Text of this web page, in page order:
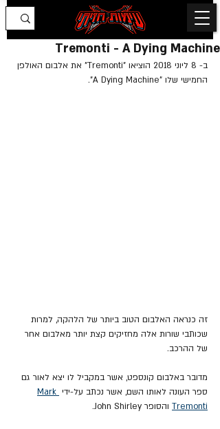
Tremonti - A Dying Machine
ב- 8 ליוני 2018 הוציאו "Tremonti" את אלבום האולפן
החמישי שלו "A Dying Machine".
זה כנראה האלבום הטוב ביותר של הלהקה, למרות
שכותבי שורות אלה מחזיקים קצת יותר מאלבום אחר
של ההרכב.
מדובר באלבום קונספט, אשר במקביל לו יצא לאור גם
ספר העונה לאותו השם, אשר נכתב על-ידי Mark
Tremonti והסופר John Shirley.